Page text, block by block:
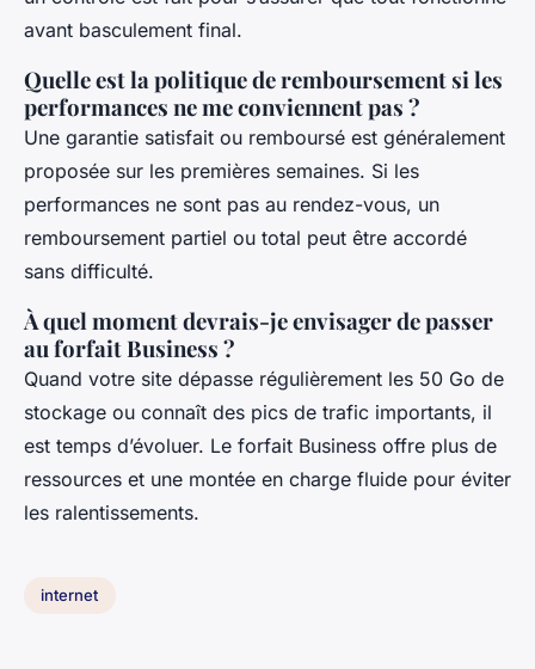
avant basculement final.
Quelle est la politique de remboursement si les
performances ne me conviennent pas ?
Une garantie satisfait ou remboursé est généralement
proposée sur les premières semaines. Si les
performances ne sont pas au rendez-vous, un
remboursement partiel ou total peut être accordé
sans difficulté.
À quel moment devrais-je envisager de passer
au forfait Business ?
Quand votre site dépasse régulièrement les 50 Go de
stockage ou connaît des pics de trafic importants, il
est temps d’évoluer. Le forfait Business offre plus de
ressources et une montée en charge fluide pour éviter
les ralentissements.
internet